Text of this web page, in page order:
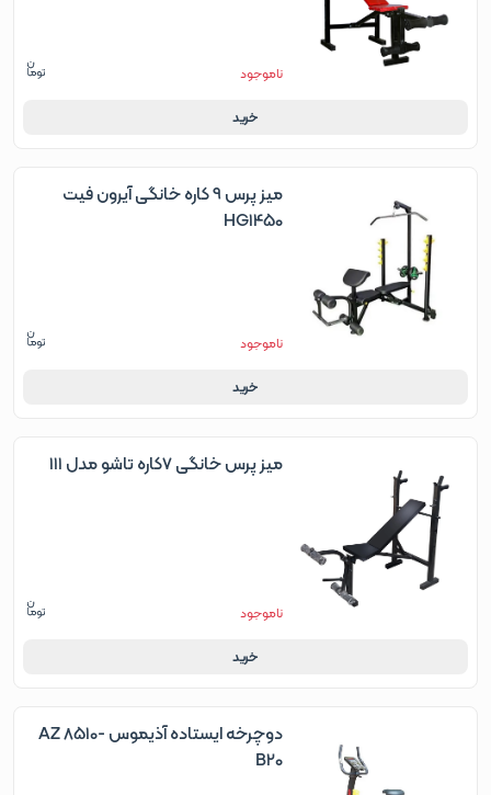
ناموجود
خرید
میز پرس 9 کاره خانگی آیرون فیت
HG1450
ناموجود
خرید
میز پرس خانگی 7کاره تاشو مدل 111
ناموجود
خرید
دوچرخه ایستاده آذیموس AZ 8510-
B20